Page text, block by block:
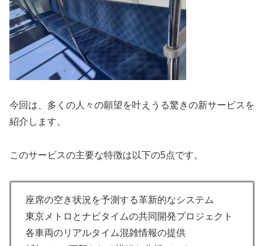
今回は、多くの人々の願望を叶えうる驚きの新サービスを
紹介します。
このサービスの主要な特徴は以下の5点です。
座席の空き状況を予測する革新的なシステム
東京メトロとナビタイムの共同開発プロジェクト
各車両のリアルタイム混雑情報の提供